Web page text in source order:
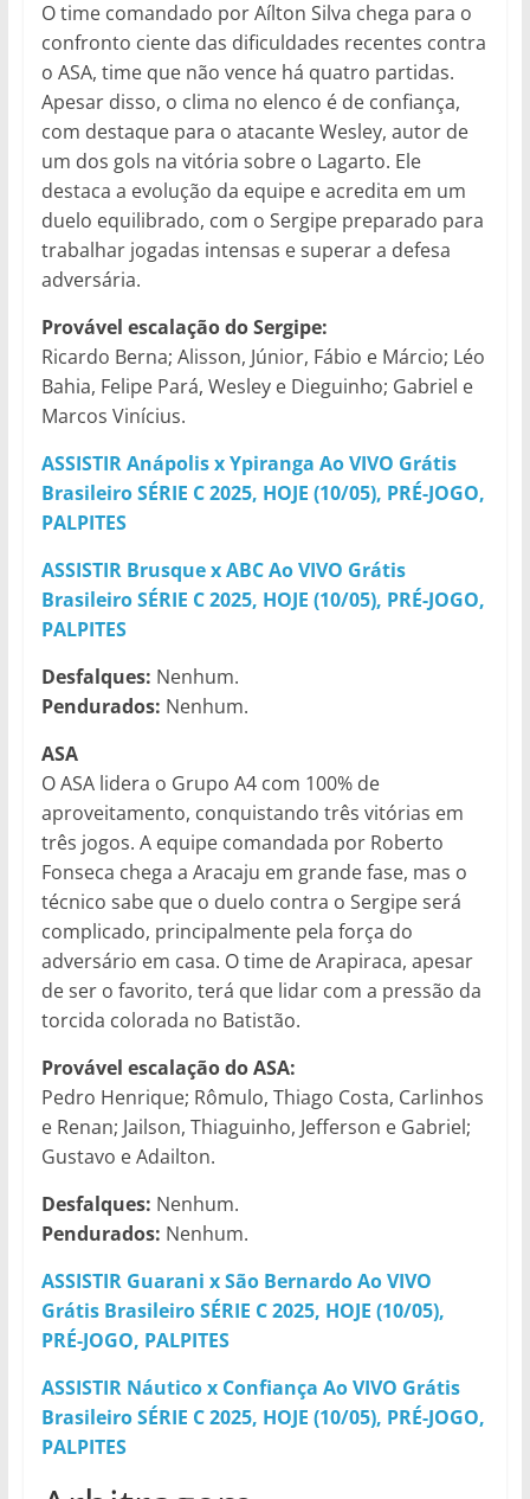
O time comandado por Aílton Silva chega para o
confronto ciente das dificuldades recentes contra
o ASA, time que não vence há quatro partidas.
Apesar disso, o clima no elenco é de confiança,
com destaque para o atacante Wesley, autor de
um dos gols na vitória sobre o Lagarto. Ele
destaca a evolução da equipe e acredita em um
duelo equilibrado, com o Sergipe preparado para
trabalhar jogadas intensas e superar a defesa
adversária.
Provável escalação do Sergipe:
Ricardo Berna; Alisson, Júnior, Fábio e Márcio; Léo
Bahia, Felipe Pará, Wesley e Dieguinho; Gabriel e
Marcos Vinícius.
ASSISTIR Anápolis x Ypiranga Ao VIVO Grátis
Brasileiro SÉRIE C 2025, HOJE (10/05), PRÉ-JOGO,
PALPITES
ASSISTIR Brusque x ABC Ao VIVO Grátis
Brasileiro SÉRIE C 2025, HOJE (10/05), PRÉ-JOGO,
PALPITES
Desfalques: Nenhum.
Pendurados: Nenhum.
ASA
O ASA lidera o Grupo A4 com 100% de
aproveitamento, conquistando três vitórias em
três jogos. A equipe comandada por Roberto
Fonseca chega a Aracaju em grande fase, mas o
técnico sabe que o duelo contra o Sergipe será
complicado, principalmente pela força do
adversário em casa. O time de Arapiraca, apesar
de ser o favorito, terá que lidar com a pressão da
torcida colorada no Batistão.
Provável escalação do ASA:
Pedro Henrique; Rômulo, Thiago Costa, Carlinhos
e Renan; Jailson, Thiaguinho, Jefferson e Gabriel;
Gustavo e Adailton.
Desfalques: Nenhum.
Pendurados: Nenhum.
ASSISTIR Guarani x São Bernardo Ao VIVO
Grátis Brasileiro SÉRIE C 2025, HOJE (10/05),
PRÉ-JOGO, PALPITES
ASSISTIR Náutico x Confiança Ao VIVO Grátis
Brasileiro SÉRIE C 2025, HOJE (10/05), PRÉ-JOGO,
PALPITES